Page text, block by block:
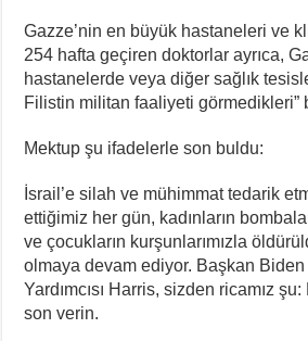
Gazze’nin en büyük hastaneleri ve
254 hafta geçiren doktorlar ayrıca,
hastanelerde veya diğer sağlık
Filistin militan faaliyeti görmedikleri”
Mektup şu ifadelerle son buldu:
İsrail’e silah ve mühimmat tedarik
ettiğimiz her gün, kadınların
ve çocukların kurşunlarımızla
olmaya devam ediyor. Başkan
Yardımcısı Harris, sizden ricamız şu:
son verin.